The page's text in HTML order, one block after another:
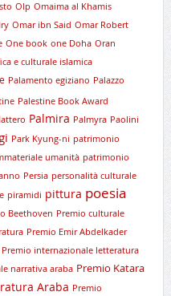
Olp Omaima al Khamis
Omar ibn Said Omar Robert
One book one Doha Oran
e culturale islamica
Palamento egiziano Palazzo
Palestine Book Award
Palmira Palmyra Paolini
Park Kyung-ni patrimonio
umanità patrimonio
Persia personalità culturale
piramidi pittura poesia
Beethoven Premio culturale
Premio Emir Abdelkader
Premio internazionale letteratura
narrativa araba Premio Katara
Araba Premio